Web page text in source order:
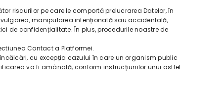
riscurilor pe care le comportă prelucrarea Datelor, în
manipularea intenționată sau accidentală,
de confidențialitate. În plus, procedurile noastre de
Contact a Platformei.
cu excepția cazului în care un organism public
va fi amânată, conform instrucțiunilor unui astfel